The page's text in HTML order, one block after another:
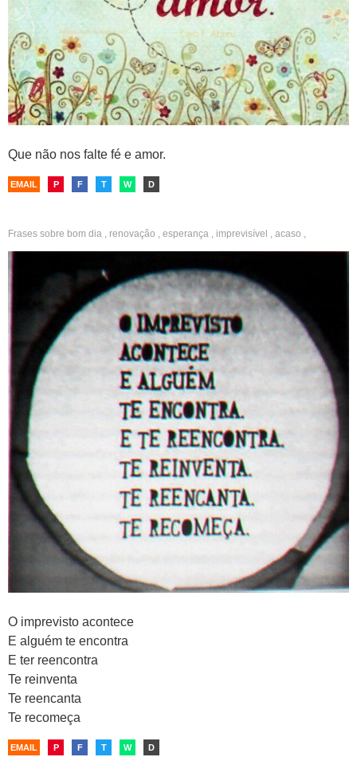
Que não nos falte fé e amor.
EMAIL P F T W D
Frases sobre bom dia , renovação , esperança , imprevisível , acaso ,
O imprevisto acontece
E alguém te encontra
E ter reencontra
Te reinventa
Te reencanta
Te recomeça
EMAIL P F T W D